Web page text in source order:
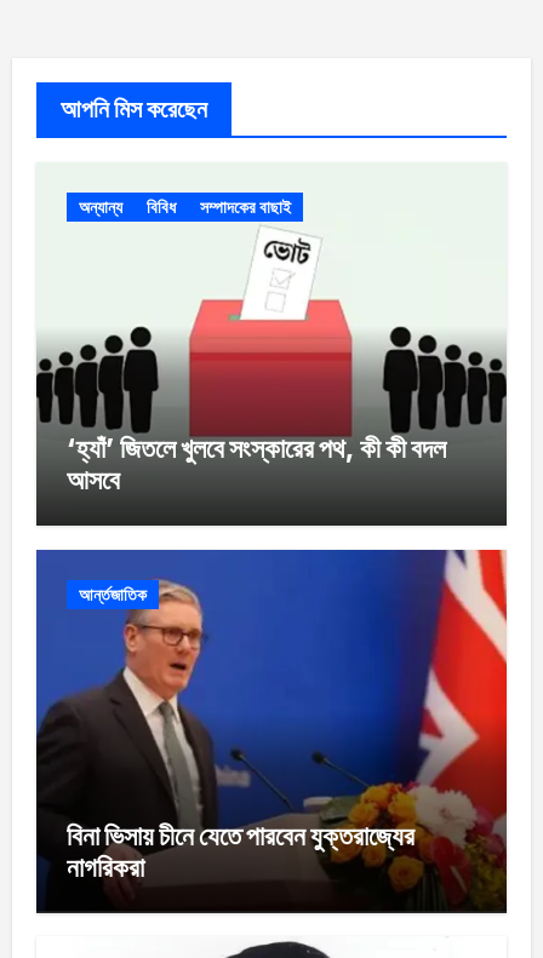
আপনি মিস করেছেন
অন্যান্য বিবিধ সম্পাদকের বাছাই
‘হ্যাঁ’ জিতলে খুলবে সংস্কারের পথ, কী কী বদল
আসবে
আর্ন্তজাতিক
বিনা ভিসায় চীনে যেতে পারবেন যুক্তরাজ্যের
নাগরিকরা